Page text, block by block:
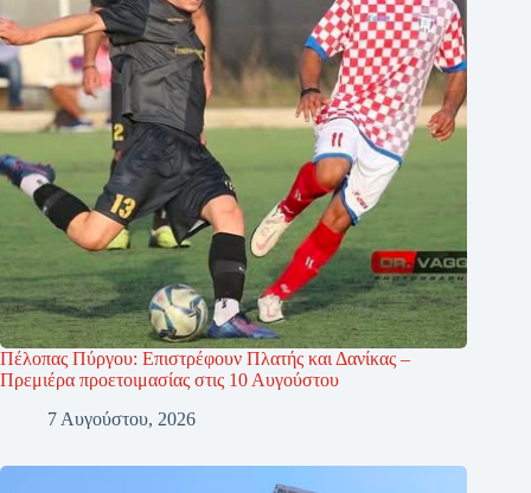
Πέλοπας Πύργου: Επιστρέφουν Πλατής και Δανίκας –
Πρεμιέρα προετοιμασίας στις 10 Αυγούστου
7 Αυγούστου, 2026